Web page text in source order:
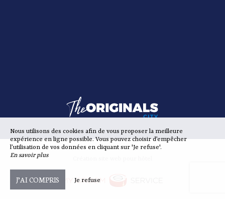
Nous utilisons des cookies afin de vous proposer la meilleure
expérience en ligne possible. Vous pouvez choisir d’empêcher
l’utilisation de vos données en cliquant sur 'Je refuse'.
En savoir plus
J’AI COMPRIS Je refuse